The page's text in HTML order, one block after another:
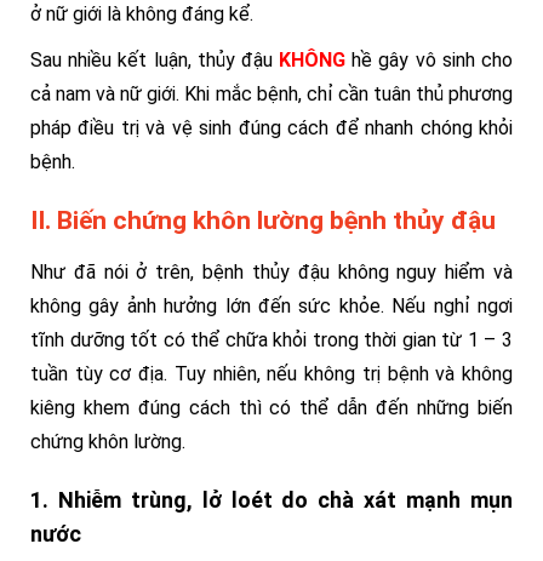
ở nữ giới là không đáng kể.
Sau nhiều kết luận, thủy đậu KHÔNG hề gây vô sinh cho
cả nam và nữ giới. Khi mắc bệnh, chỉ cần tuân thủ phương
pháp điều trị và vệ sinh đúng cách để nhanh chóng khỏi
bệnh.
II. Biến chứng khôn lường bệnh thủy đậu
Như đã nói ở trên, bệnh thủy đậu không nguy hiểm và
không gây ảnh hưởng lớn đến sức khỏe. Nếu nghỉ ngơi
tĩnh dưỡng tốt có thể chữa khỏi trong thời gian từ 1 – 3
tuần tùy cơ địa. Tuy nhiên, nếu không trị bệnh và không
kiêng khem đúng cách thì có thể dẫn đến những biến
chứng khôn lường.
1. Nhiễm trùng, lở loét do chà xát mạnh mụn
nước